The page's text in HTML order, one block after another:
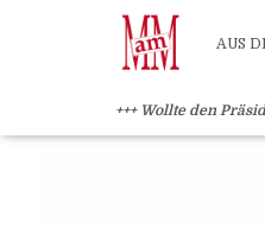
AUS
+++ Wollte den